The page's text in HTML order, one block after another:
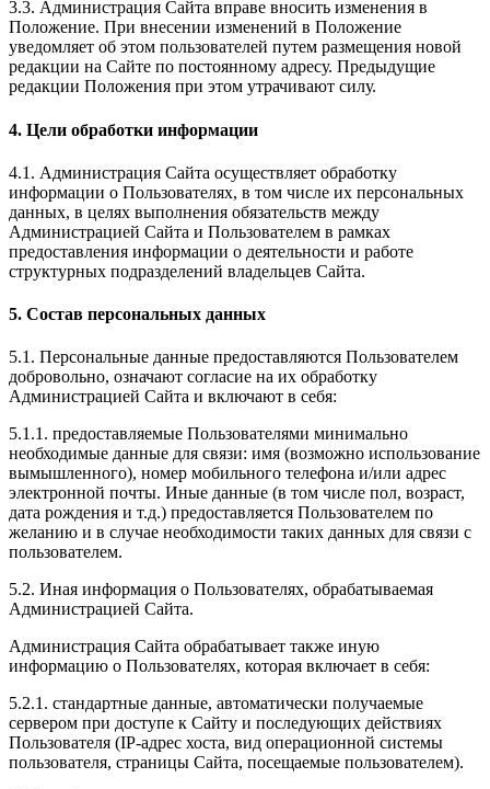
3.3. Администрация Сайта вправе вносить изменения в
Положение. При внесении изменений в Положение
уведомляет об этом пользователей путем размещения новой
редакции на Сайте по постоянному адресу. Предыдущие
редакции Положения при этом утрачивают силу.
4. Цели обработки информации
4.1. Администрация Сайта осуществляет обработку
информации о Пользователях, в том числе их персональных
данных, в целях выполнения обязательств между
Администрацией Сайта и Пользователем в рамках
предоставления информации о деятельности и работе
структурных подразделений владельцев Сайта.
5. Состав персональных данных
5.1. Персональные данные предоставляются Пользователем
добровольно, означают согласие на их обработку
Администрацией Сайта и включают в себя:
5.1.1. предоставляемые Пользователями минимально
необходимые данные для связи: имя (возможно использование
вымышленного), номер мобильного телефона и/или адрес
электронной почты. Иные данные (в том числе пол, возраст,
дата рождения и т.д.) предоставляется Пользователем по
желанию и в случае необходимости таких данных для связи с
пользователем.
5.2. Иная информация о Пользователях, обрабатываемая
Администрацией Сайта.
Администрация Сайта обрабатывает также иную
информацию о Пользователях, которая включает в себя:
5.2.1. стандартные данные, автоматически получаемые
сервером при доступе к Сайту и последующих действиях
Пользователя (IP-адрес хоста, вид операционной системы
пользователя, страницы Сайта, посещаемые пользователем).